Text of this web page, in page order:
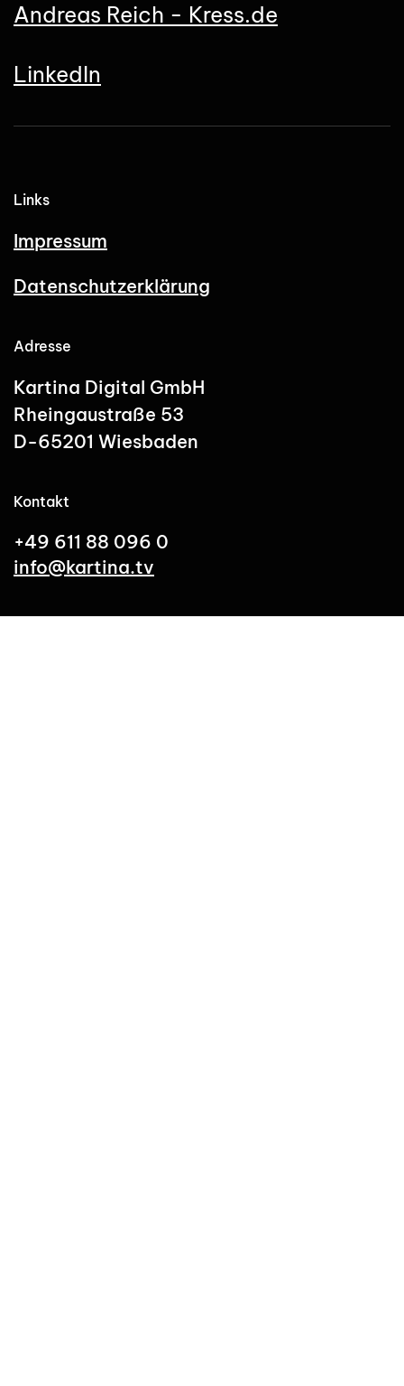
Andreas Reich - Kress.de
LinkedIn
Links
Impressum
Datenschutzerklärung
Adresse
Kartina Digital GmbH
Rheingaustraße 53
D-65201 Wiesbaden
Kontakt
+49 611 88 096 0
info@kartina.tv